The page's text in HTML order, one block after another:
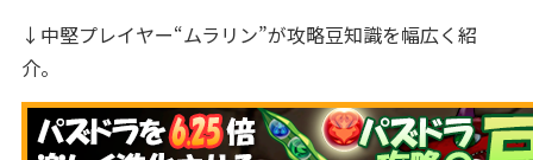
↓中堅プレイヤー“ムラリン”が攻略豆知識を幅広く紹
介。